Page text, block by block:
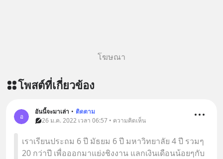
โฆษณา
โพสต์ที่เกี่ยวข้อง
อ
อันนี้จะมาเล่า • ติดตาม
26 ม.ค. 2022 เวลา 06:57 • ความคิดเห็น
เราเรียนประถม 6 ปี มัธยม 6 ปี มหาวิทยาลัย 4 ปี รวมๆ
20 กว่าปี เพื่อออกมาแย่งชิงงาน แลกเงินเดือนน้อยๆกับ